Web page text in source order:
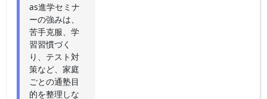
as進学セミナ
ーの強みは、
苦手克服、学
習習慣づく
り、テスト対
策など、家庭
ごとの通塾目
的を整理しな